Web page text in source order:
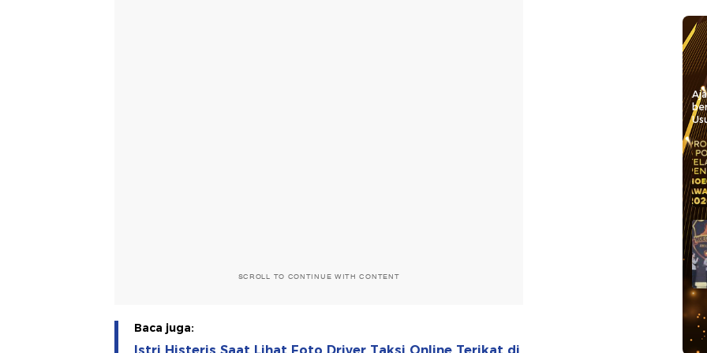
SCROLL TO CONTINUE WITH CONTENT
Baca juga: